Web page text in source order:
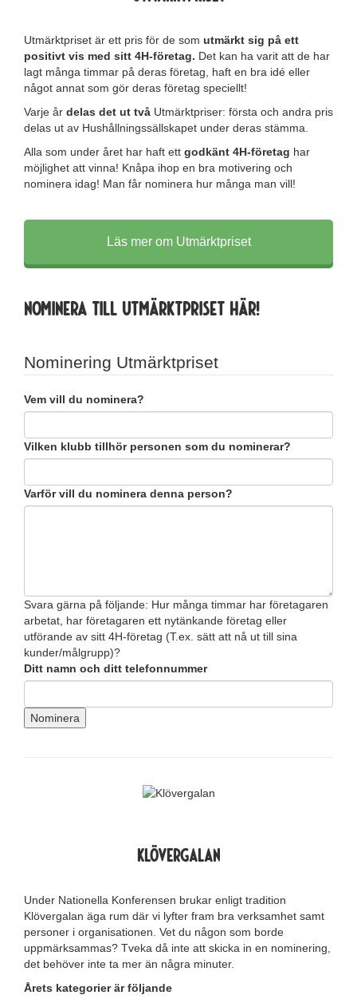
Utmärktpriset är ett pris för de som utmärkt sig på ett
positivt vis med sitt 4H-företag. Det kan ha varit att de har
lagt många timmar på deras företag, haft en bra idé eller
något annat som gör deras företag speciellt!
Varje år delas det ut två Utmärktpriser: första och andra pris
delas ut av Hushållningssällskapet under deras stämma.
Alla som under året har haft ett godkänt 4H-företag har
möjlighet att vinna! Knåpa ihop en bra motivering och
nominera idag! Man får nominera hur många man vill!
Läs mer om Utmärktpriset
Nominera till Utmärktpriset här!
Nominering Utmärktpriset
Vem vill du nominera?
Vilken klubb tillhör personen som du nominerar?
Varför vill du nominera denna person?
Svara gärna på följande: Hur många timmar har företagaren
arbetat, har företagaren ett nytänkande företag eller
utförande av sitt 4H-företag (T.ex. sätt att nå ut till sina
kunder/målgrupp)?
Ditt namn och ditt telefonnummer
Nominera
Klövergalan
Under Nationella Konferensen brukar enligt tradition
Klövergalan äga rum där vi lyfter fram bra verksamhet samt
personer i organisationen. Vet du någon som borde
uppmärksammas? Tveka då inte att skicka in en nominering,
det behöver inte ta mer än några minuter.
Årets kategorier är följande